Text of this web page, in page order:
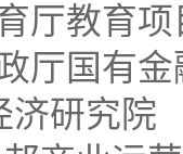
厅教育
厅国有
济研究院